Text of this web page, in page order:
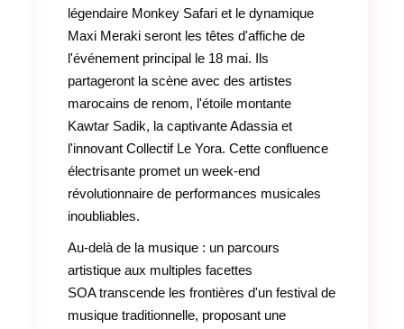
légendaire Monkey Safari et le dynamique
Maxi Meraki seront les têtes d'affiche de
l'événement principal le 18 mai. Ils
partageront la scène avec des artistes
marocains de renom, l'étoile montante
Kawtar Sadik, la captivante Adassia et
l'innovant Collectif Le Yora. Cette confluence
électrisante promet un week-end
révolutionnaire de performances musicales
inoubliables.
Au-delà de la musique : un parcours
artistique aux multiples facettes
SOA transcende les frontières d'un festival de
musique traditionnelle, proposant une